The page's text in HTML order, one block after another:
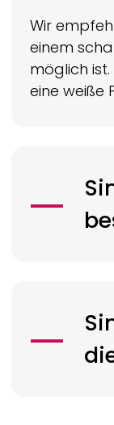
Wir
einem
möglich
eine weiße